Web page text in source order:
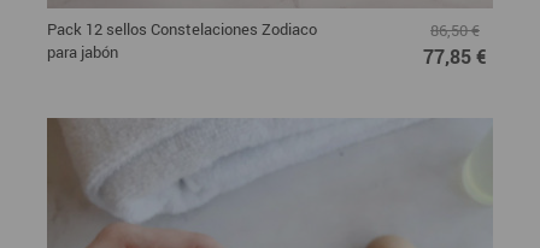
Pack 12 sellos Constelaciones Zodiaco
para jabón
86,50 €
77,85 €